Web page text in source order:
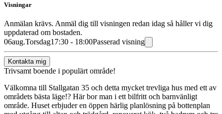
Visningar
Anmälan krävs. Anmäl dig till visningen redan idag så håller vi dig
uppdaterad om bostaden.
06aug.Torsdag17:30 - 18:00Passerad visning
Kontakta mig
Trivsamt boende i populärt område!
Välkomna till Stallgatan 35 och detta mycket trevliga hus med ett av
områdets bästa läge!? Här bor man i ett bilfritt och barnvänligt
område. Huset erbjuder en öppen härlig planlösning på bottenplan